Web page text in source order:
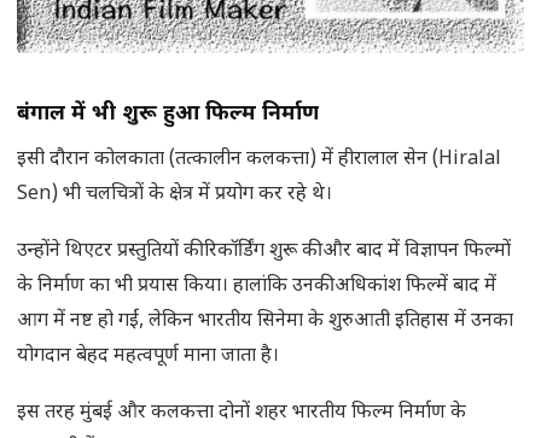
बंगाल में भी शुरू हुआ फिल्म निर्माण
इसी दौरान कोलकाता (तत्कालीन कलकत्ता) में हीरालाल सेन (Hiralal
Sen) भी चलचित्रों के क्षेत्र में प्रयोग कर रहे थे।
उन्होंने थिएटर प्रस्तुतियों की रिकॉर्डिंग शुरू की और बाद में विज्ञापन फिल्मों
के निर्माण का भी प्रयास किया। हालांकि उनकी अधिकांश फिल्में बाद में
आग में नष्ट हो गईं, लेकिन भारतीय सिनेमा के शुरुआती इतिहास में उनका
योगदान बेहद महत्वपूर्ण माना जाता है।
इस तरह मुंबई और कलकत्ता दोनों शहर भारतीय फिल्म निर्माण के